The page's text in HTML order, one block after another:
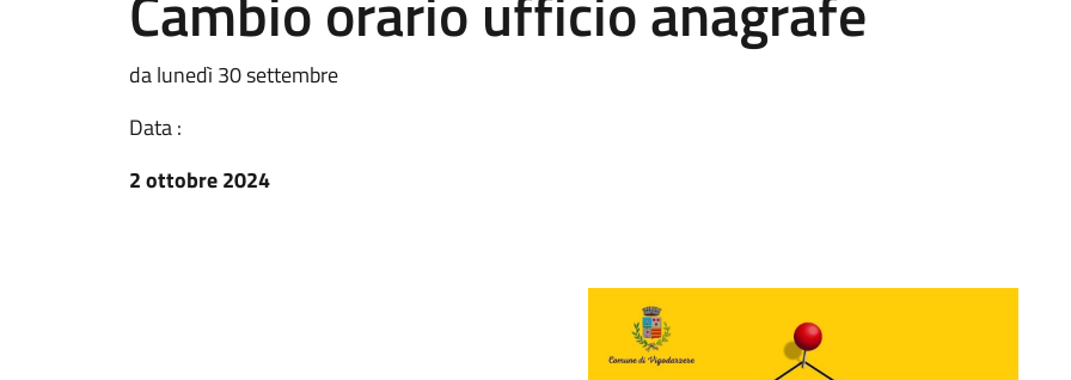
da lunedì 30 settembre
Data :
2 ottobre 2024